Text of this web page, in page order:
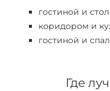
гостиной и
коридором и
гостиной и
Где